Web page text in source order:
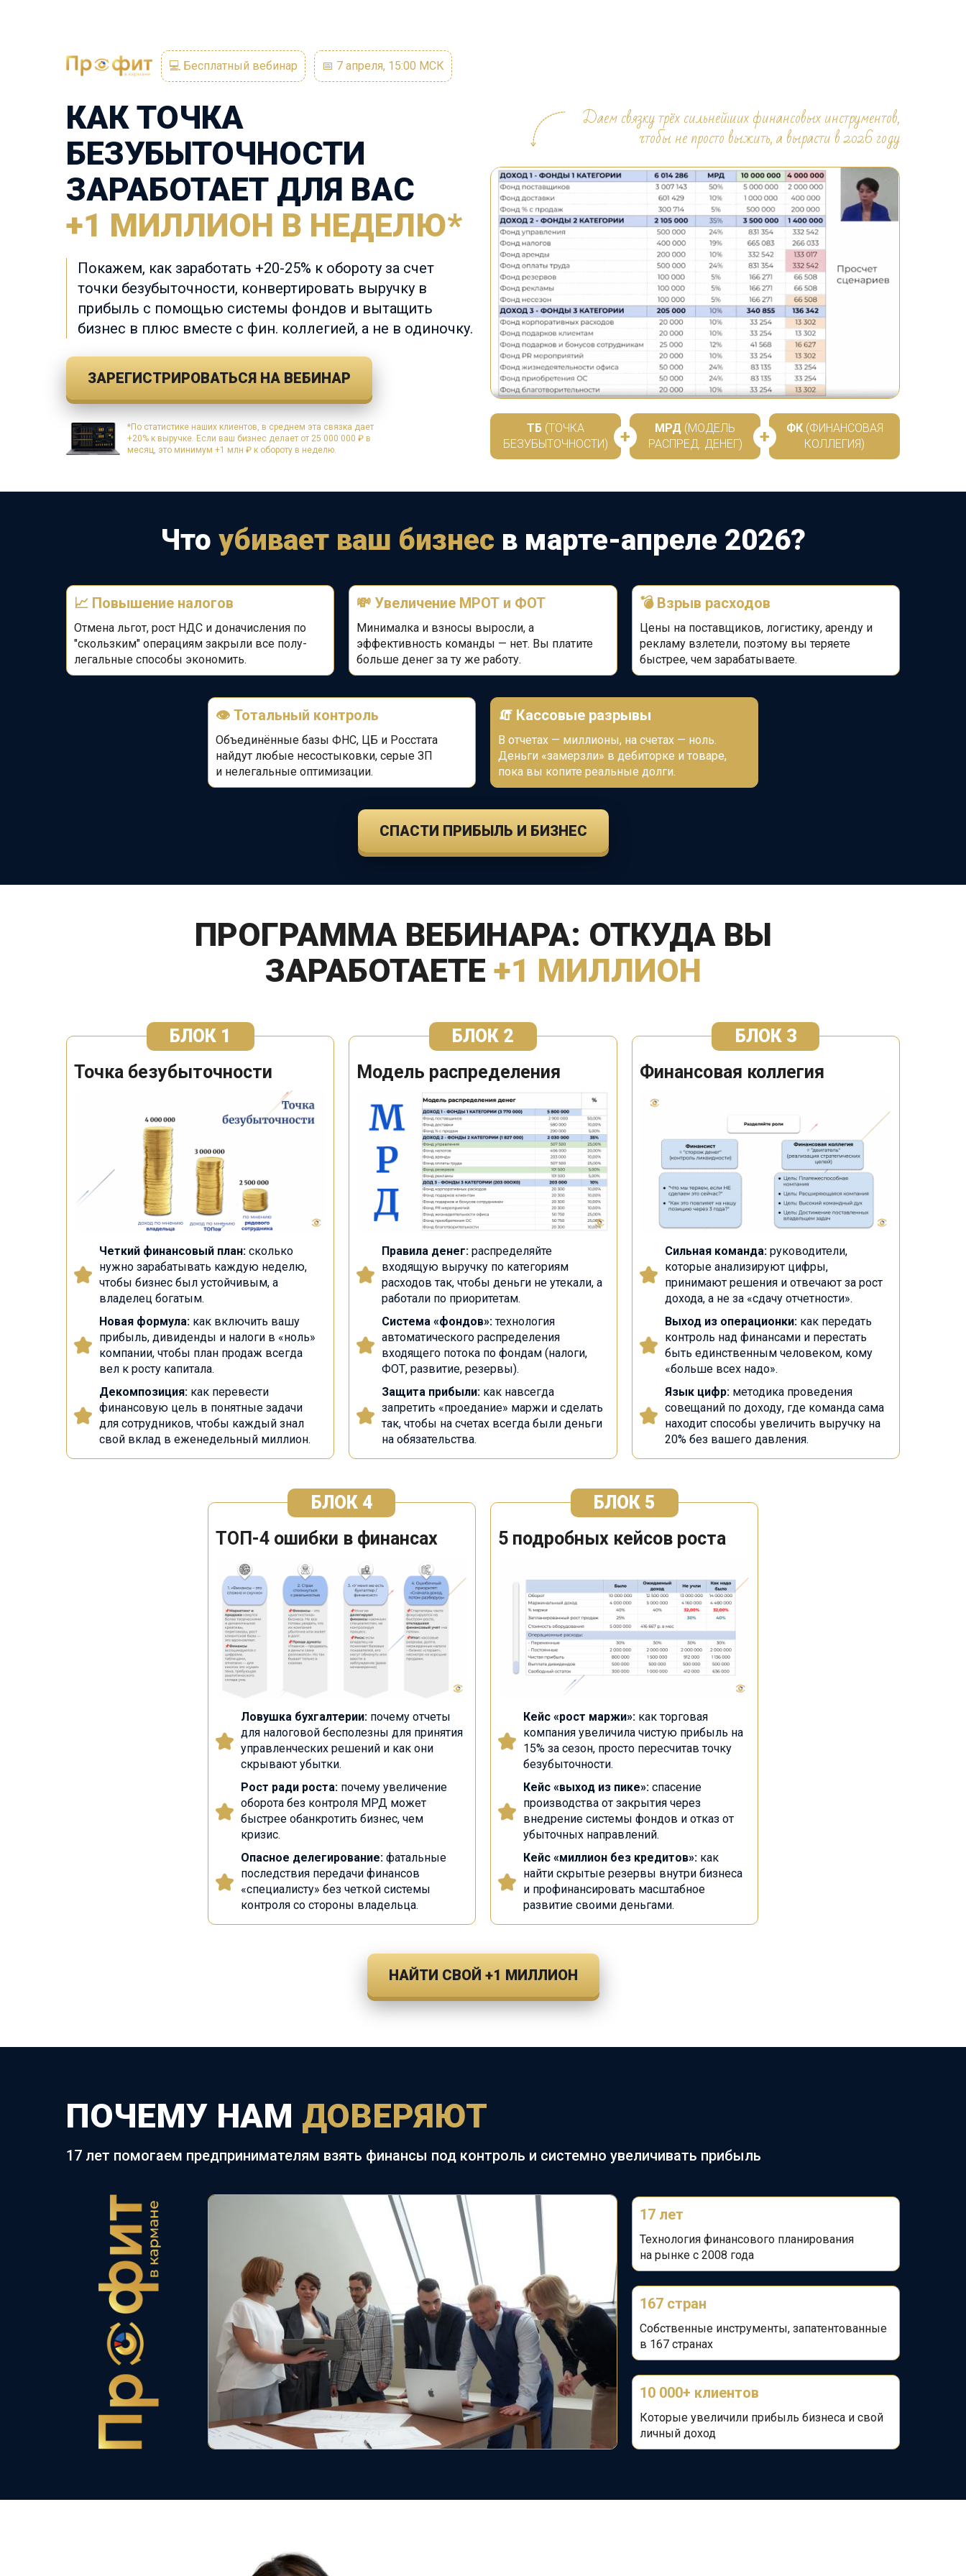
💻 Бесплатный вебинар 📅 7 апреля, 15:00 МСК
КАК ТОЧКА
БЕЗУБЫТОЧНОСТИ
ЗАРАБОТАЕТ ДЛЯ ВАС
+1 МИЛЛИОН В НЕДЕЛЮ*
Покажем, как заработать +20-25% к обороту за счет
точки безубыточности, конвертировать выручку в
прибыль с помощью системы фондов и вытащить
бизнес в плюс вместе с фин. коллегией, а не в одиночку.
ЗАРЕГИСТРИРОВАТЬСЯ НА ВЕБИНАР
*По статистике наших клиентов, в среднем эта связка дает
+20% к выручке. Если ваш бизнес делает от 25 000 000 ₽ в
месяц, это минимум +1 млн ₽ к обороту в неделю.
Даем связку трёх сильнейших финансовых инструментов,
чтобы не просто выжить, а вырасти в 2026 году
ТБ (ТОЧКА
БЕЗУБЫТОЧНОСТИ)
+ МРД (МОДЕЛЬ
РАСПРЕД. ДЕНЕГ)
+ ФК(ФИНАНСОВАЯ
КОЛЛЕГИЯ)
Что убивает ваш бизнес в марте-апреле 2026?
📈 Повышение налогов
Отмена льгот, рост НДС и доначисления по
"скользким" операциям закрыли все полу-
легальные способы экономить.
💸 Увеличение МРОТ и ФОТ
Минималка и взносы выросли, а
эффективность команды — нет. Вы платите
больше денег за ту же работу.
💣 Взрыв расходов
Цены на поставщиков, логистику, аренду и
рекламу взлетели, поэтому вы теряете
быстрее, чем зарабатываете.
👁️ Тотальный контроль
Объединённые базы ФНС, ЦБ и Росстата
найдут любые несостыковки, серые ЗП
и нелегальные оптимизации.
🧯 Кассовые разрывы
В отчетах — миллионы, на счетах — ноль.
Деньги «замерзли» в дебиторке и товаре,
пока вы копите реальные долги.
СПАСТИ ПРИБЫЛЬ И БИЗНЕС
ПРОГРАММА ВЕБИНАРА: ОТКУДА ВЫ
ЗАРАБОТАЕТЕ +1 МИЛЛИОН
Точка безубыточности
БЛОК 1
Четкий финансовый план: сколько
нужно зарабатывать каждую неделю,
чтобы бизнес был устойчивым, а
владелец богатым.
Новая формула: как включить вашу
прибыль, дивиденды и налоги в «ноль»
компании, чтобы план продаж всегда
вел к росту капитала.
Декомпозиция: как перевести
финансовую цель в понятные задачи
для сотрудников, чтобы каждый знал
свой вклад в еженедельный миллион.
Модель распределения
БЛОК 2
Правила денег: распределяйте
входящую выручку по категориям
расходов так, чтобы деньги не утекали, а
работали по приоритетам.
Система «фондов»:технология
автоматического распределения
входящего потока по фондам (налоги,
ФОТ, развитие, резервы).
Защита прибыли: как навсегда
запретить «проедание» маржи и сделать
так, чтобы на счетах всегда были деньги
на обязательства.
Финансовая коллегия
БЛОК 3
Сильная команда:руководители,
которые анализируют цифры,
принимают решения и отвечают за рост
дохода, а не за «сдачу отчетности».
Выход из операционки:как передать
контроль над финансами и перестать
быть единственным человеком, кому
«больше всех надо».
Язык цифр:методика проведения
совещаний по доходу, где команда сама
находит способы увеличить выручку на
20% без вашего давления.
ТОП-4 ошибки в финансах
БЛОК 4
Ловушка бухгалтерии:почему отчеты
для налоговой бесполезны для принятия
управленческих решений и как они
скрывают убытки.
Рост ради роста: почему увеличение
оборота без контроля МРД может
быстрее обанкротить бизнес, чем
кризис.
Опасное делегирование:фатальные
последствия передачи финансов
«специалисту» без четкой системы
контроля со стороны владельца.
5 подробных кейсов роста
БЛОК 5
Кейс «рост маржи»: как торговая
компания увеличила чистую прибыль на
15% за сезон, просто пересчитав точку
безубыточности.
Кейс «выход из пике»: спасение
производства от закрытия через
внедрение системы фондов и отказ от
убыточных направлений.
Кейс «миллион без кредитов»: как
найти скрытые резервы внутри бизнеса
и профинансировать масштабное
развитие своими деньгами.
НАЙТИ СВОЙ +1 МИЛЛИОН
ПОЧЕМУ НАМ ДОВЕРЯЮТ
17 лет помогаем предпринимателям взять финансы под контроль и системно увеличивать прибыль
17 лет
Технология финансового планирования
на рынке с 2008 года
167 стран
Собственные инструменты, запатентованные
в 167 странах
10 000+ клиентов
Которые увеличили прибыль бизнеса и свой
личный доход